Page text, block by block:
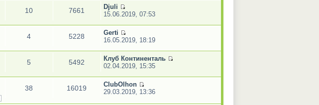
10 7661
Djuli
15.06.2019, 07:53
4 5228
Gerti
16.05.2019, 18:19
5 5492
Клуб Континенталь
02.04.2019, 15:35
38 16019
ClubOlhon
29.03.2019, 13:36